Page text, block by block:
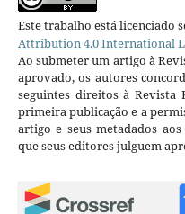
Este trabalho está licenciado
Attribution 4.0 International
Ao submeter um artigo à
aprovado, os autores
seguintes direitos à Revista
primeira publicação e a
artigo e seus metadados
que seus editores julguem